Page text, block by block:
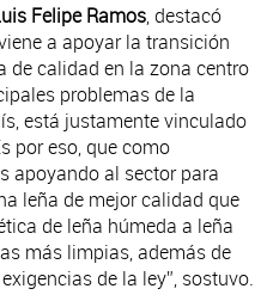
Felipe Ramos, destacó
a apoyar la transición
de calidad en la zona centro
problemas de la
está justamente vinculado
por eso, que como
apoyando al sector para
leña de mejor calidad que
de leña húmeda a leña
más limpias, además de
de la ley”, sostuvo.